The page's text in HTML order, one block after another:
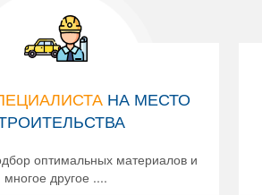
НА МЕСТО
оптимальных материалов и
многое другое ....